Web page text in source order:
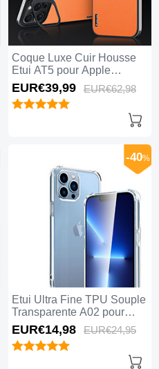
Coque Luxe Cuir Housse
Etui AT5 pour Apple
iPhone 15 Pro Max Orange
EUR€39,99 EUR€62,98
Etui Ultra Fine TPU Souple
Transparente A02 pour
Apple iPhone 15 Pro Max
Clair
-40%
EUR€14,98 EUR€24,95